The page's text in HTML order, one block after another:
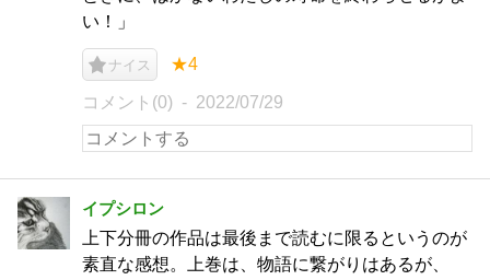
い！」
ナイス ★4
コメント(0) 2022/07/29
イプシロン
上下分冊の作品は最後まで読むに限るというのが
素直な感想。上巻は、物語に繋がりはあるが、